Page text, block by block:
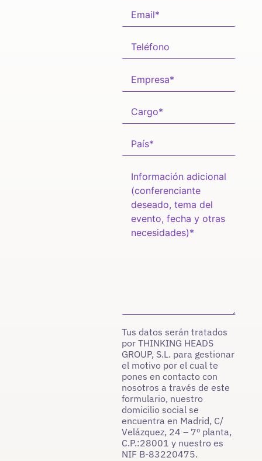
Tus datos serán tratados
por THINKING HEADS
GROUP, S.L. para gestionar
el motivo por el cual te
pones en contacto con
nosotros a través de este
formulario, nuestro
domicilio social se
encuentra en Madrid, C/
Velázquez, 24 – 7º planta,
C.P.:28001 y nuestro es
NIF B-83220475.